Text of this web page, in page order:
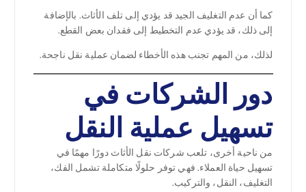
كما أن عدم التغليف الجيد قد يؤدي إلى تلف الأثاث. بالإضافة
إلى ذلك، قد يؤدي عدم التخطيط إلى فقدان بعض القطع.
لذلك، من المهم تجنب هذه الأخطاء لضمان عملية نقل ناجحة.
دور الشركات في
تسهيل عملية النقل
من ناحية أخرى، تلعب شركات نقل الأثاث دورًا مهمًا في
تسهيل حياة العملاء. فهي توفر حلولًا متكاملة تشمل الفك،
التغليف، النقل، والتركيب.